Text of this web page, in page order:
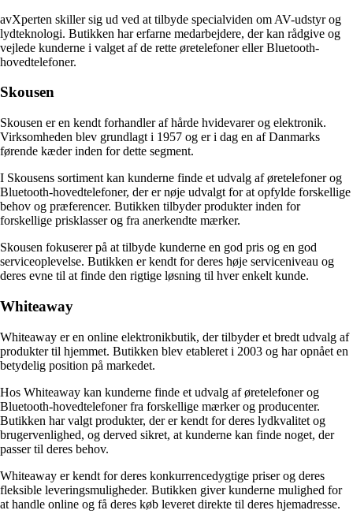
avXperten skiller sig ud ved at tilbyde specialviden om AV-udstyr og
lydteknologi. Butikken har erfarne medarbejdere, der kan rådgive og
vejlede kunderne i valget af de rette øretelefoner eller Bluetooth-
hovedtelefoner.
Skousen
Skousen er en kendt forhandler af hårde hvidevarer og elektronik.
Virksomheden blev grundlagt i 1957 og er i dag en af Danmarks
førende kæder inden for dette segment.
I Skousens sortiment kan kunderne finde et udvalg af øretelefoner og
Bluetooth-hovedtelefoner, der er nøje udvalgt for at opfylde forskellige
behov og præferencer. Butikken tilbyder produkter inden for
forskellige prisklasser og fra anerkendte mærker.
Skousen fokuserer på at tilbyde kunderne en god pris og en god
serviceoplevelse. Butikken er kendt for deres høje serviceniveau og
deres evne til at finde den rigtige løsning til hver enkelt kunde.
Whiteaway
Whiteaway er en online elektronikbutik, der tilbyder et bredt udvalg af
produkter til hjemmet. Butikken blev etableret i 2003 og har opnået en
betydelig position på markedet.
Hos Whiteaway kan kunderne finde et udvalg af øretelefoner og
Bluetooth-hovedtelefoner fra forskellige mærker og producenter.
Butikken har valgt produkter, der er kendt for deres lydkvalitet og
brugervenlighed, og derved sikret, at kunderne kan finde noget, der
passer til deres behov.
Whiteaway er kendt for deres konkurrencedygtige priser og deres
fleksible leveringsmuligheder. Butikken giver kunderne mulighed for
at handle online og få deres køb leveret direkte til deres hjemadresse.